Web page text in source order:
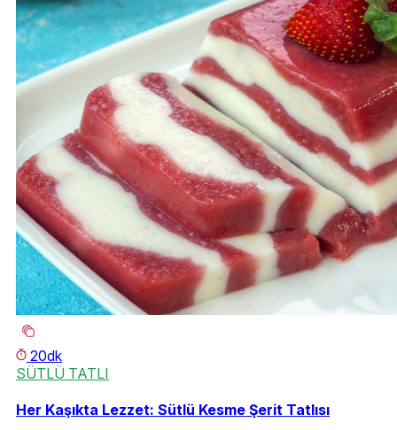
20dk
SÜTLÜ TATLI
Her Kaşıkta Lezzet: Sütlü Kesme Şerit Tatlısı